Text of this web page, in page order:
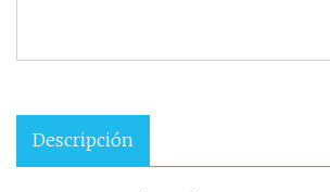
Descripción